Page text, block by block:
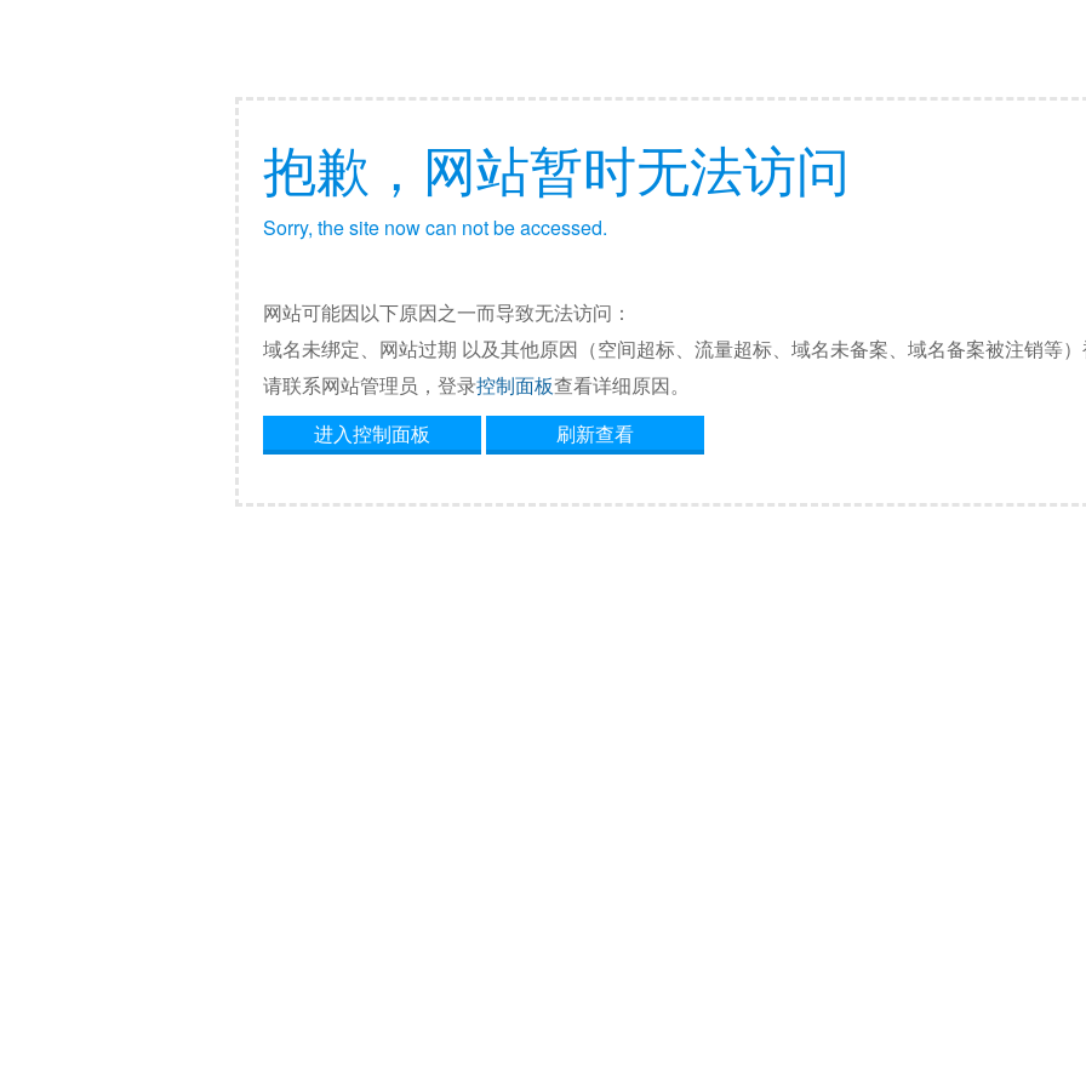
抱歉，网站暂时无法访问
Sorry, the site now can not be accessed.
网站可能因以下原因之一而导致无法访问：
域名未绑定、网站过期 以及其他原因（空间超标、流量超标、域名未备案、域名备案被注销等）
请联系网站管理员，登录控制面板查看详细原因。
进入控制面板
刷新查看